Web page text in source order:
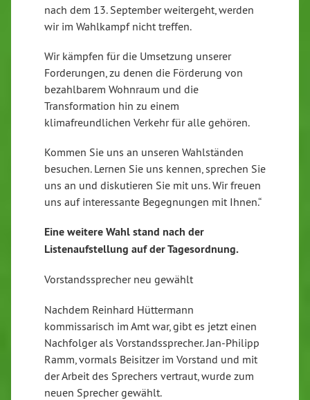
nach dem 13. September weitergeht, werden
wir im Wahlkampf nicht treffen.
Wir kämpfen für die Umsetzung unserer
Forderungen, zu denen die Förderung von
bezahlbarem Wohnraum und die
Transformation hin zu einem
klimafreundlichen Verkehr für alle gehören.
Kommen Sie uns an unseren Wahlständen
besuchen. Lernen Sie uns kennen, sprechen Sie
uns an und diskutieren Sie mit uns. Wir freuen
uns auf interessante Begegnungen mit Ihnen.“
Eine weitere Wahl stand nach der
Listenaufstellung auf der Tagesordnung.
Vorstandssprecher neu gewählt
Nachdem Reinhard Hüttermann
kommissarisch im Amt war, gibt es jetzt einen
Nachfolger als Vorstandssprecher. Jan-Philipp
Ramm, vormals Beisitzer im Vorstand und mit
der Arbeit des Sprechers vertraut, wurde zum
neuen Sprecher gewählt.